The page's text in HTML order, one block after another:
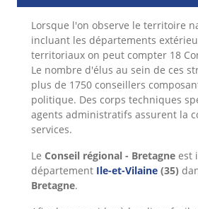
Lorsque l'on observe le territoire
incluant les départements
territoriaux on peut compter 18
Le nombre d'élus au sein de ces
plus de 1750 conseillers
politique. Des corps techniques
agents administratifs assurent la
services.
Le Conseil régional - Bretagne est
département Ile-et-Vilaine (35)
Bretagne.